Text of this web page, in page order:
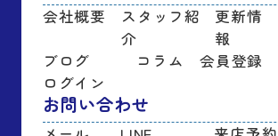
会社概要
スタッフ紹
介
更新情
報
ブログ
コラム
会員登録
ログイン
お問い合わせ